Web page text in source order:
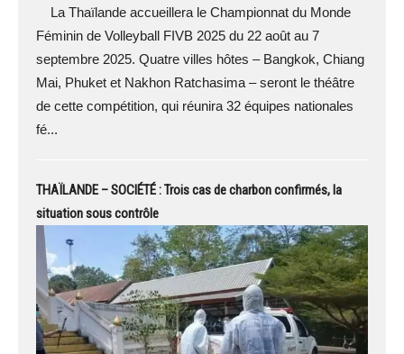
La Thaïlande accueillera le Championnat du Monde
Féminin de Volleyball FIVB 2025 du 22 août au 7
septembre 2025. Quatre villes hôtes – Bangkok, Chiang
Mai, Phuket et Nakhon Ratchasima – seront le théâtre
de cette compétition, qui réunira 32 équipes nationales
fé...
THAÏLANDE – SOCIÉTÉ : Trois cas de charbon confirmés, la
situation sous contrôle